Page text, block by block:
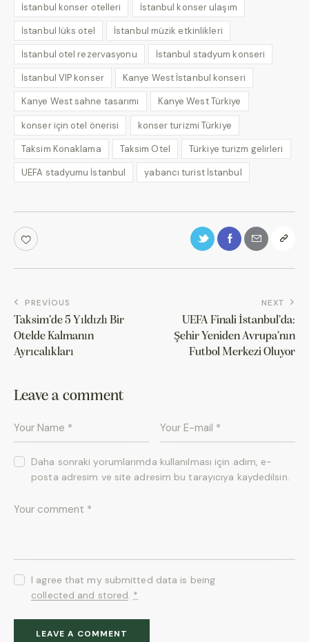
İstanbul konser otelleri İstanbul konser ulaşım
İstanbul lüks otel İstanbul müzik etkinlikleri
İstanbul otel rezervasyonu İstanbul stadyum konseri
İstanbul VIP konser Kanye West İstanbul konseri
Kanye West sahne tasarımı Kanye West Türkiye
konser için otel önerisi konser turizmi Türkiye
Taksim Konaklama Taksim Otel Türkiye turizm gelirleri
UEFA stadyumu İstanbul yabancı turist İstanbul
PREVIOUS
Taksim’de 5 Yıldızlı Bir
Otelde Kalmanın
Ayrıcalıkları
NEXT
UEFA Finali İstanbul’da:
Şehir Yeniden Avrupa’nın
Futbol Merkezi Oluyor
Leave a comment
Daha sonraki yorumlarımda kullanılması için adım, e-
posta adresim ve site adresim bu tarayıcıya kaydedilsin.
I agree that my submitted data is being
collected and stored. *